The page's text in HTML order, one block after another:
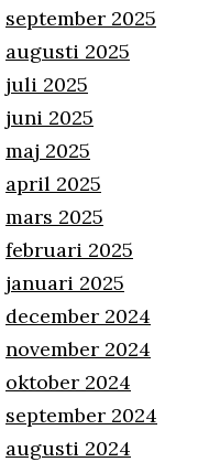
september 2025
augusti 2025
juli 2025
juni 2025
maj 2025
april 2025
mars 2025
februari 2025
januari 2025
december 2024
november 2024
oktober 2024
september 2024
augusti 2024